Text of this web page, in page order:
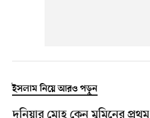
ইসলাম নিয়ে আরও পড়ুন